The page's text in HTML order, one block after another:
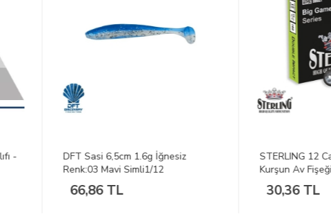
DFT Sasi 6,5cm 1.6g İğnesiz
Renk:03 Mavi Simli1/12
STERLING 12 Cal. Sabot
Kurşun Av Fişeği